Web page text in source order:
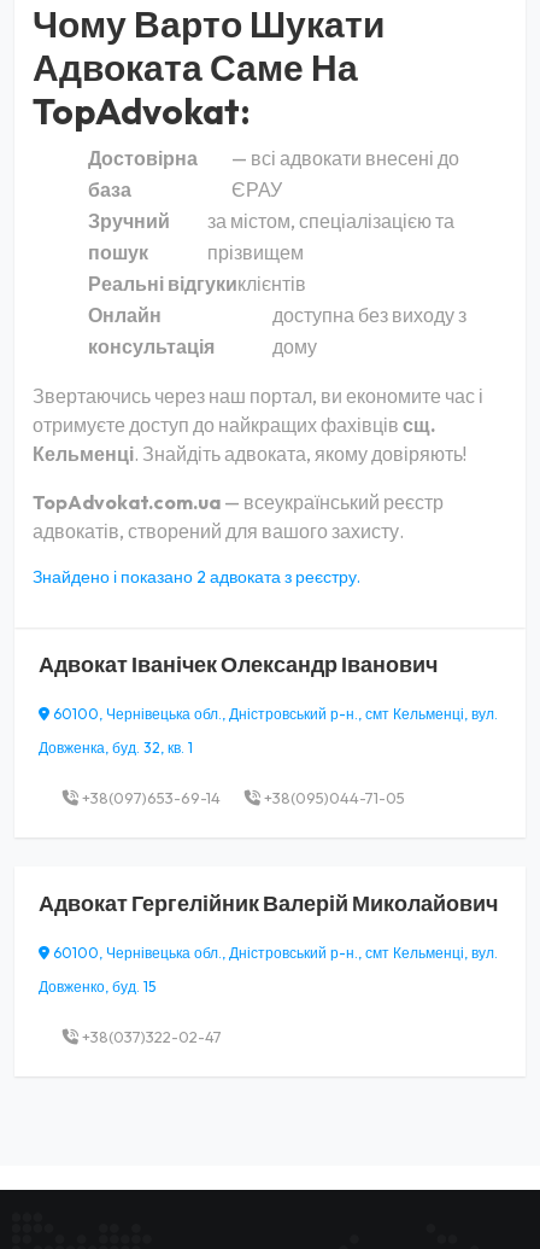
Чому Варто Шукати
Адвоката Саме На
TopAdvokat:
Достовірна
база
— всі адвокати внесені до
ЄРАУ
Зручний
пошук
за містом, спеціалізацією та
прізвищем
Реальні відгукиклієнтів
Онлайн
консультація
доступна без виходу з
дому
Звертаючись через наш портал, ви економите час і
отримуєте доступ до найкращих фахівців сщ.
Кельменці. Знайдіть адвоката, якому довіряють!
TopAdvokat.com.ua — всеукраїнський реєстр
адвокатів, створений для вашого захисту.
Знайдено і показано 2 адвоката з реєстру.
АдвокатІванічек Олександр Іванович
60100, Чернівецька обл., Дністровський р-н., смт Кельменці, вул.
Довженка, буд. 32, кв. 1
+38(097)653-69-14 +38(095)044-71-05
АдвокатГергелійник Валерій Миколайович
60100, Чернівецька обл., Дністровський р-н., смт Кельменці, вул.
Довженко, буд. 15
+38(037)322-02-47